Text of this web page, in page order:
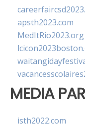
apsth2023.com
MedItRio2023.org
MEDIA
isth2022.com